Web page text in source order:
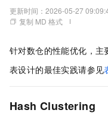
更新时间： 2026-05-27
复制 MD 格式
针对数仓的性能优化，主
表设计的最佳实践请参见
Hash Clustering